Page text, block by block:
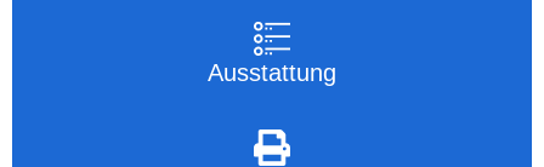
Ausstattung